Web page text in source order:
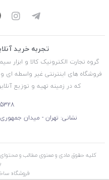
تجربه خرید
گروه تجارت الکترونیک کالا و ابزار
فروشگاه های اینترنتی غیر واسطه ای
که در زمینه تهیه و توزیع
نشانی: تهران - میدان
کلیه حقوق مادی و معنوی مطالب و
فروشگاه